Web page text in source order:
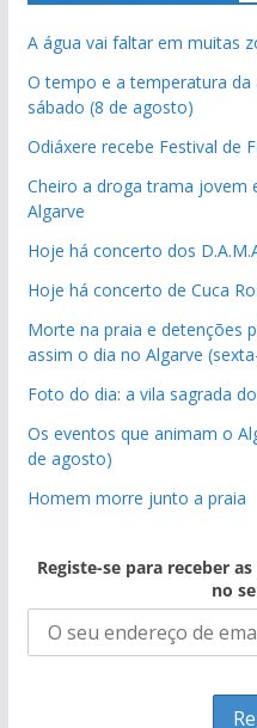
A água vai faltar em muitas
O tempo e a temperatura
sábado (8 de agosto)
Odiáxere recebe Festival de
Cheiro a droga trama jovem
Algarve
Hoje há concerto dos
Hoje há concerto de Cuca
Morte na praia e detenções
assim o dia no Algarve
Foto do dia: a vila sagrada
Os eventos que animam o
de agosto)
Homem morre junto a praia
Registe-se para receber
no